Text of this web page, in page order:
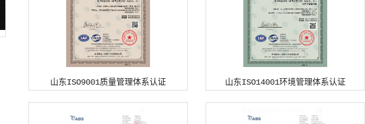
山东ISO9001质量管理体系认证 山东ISO14001环境管理体系认证